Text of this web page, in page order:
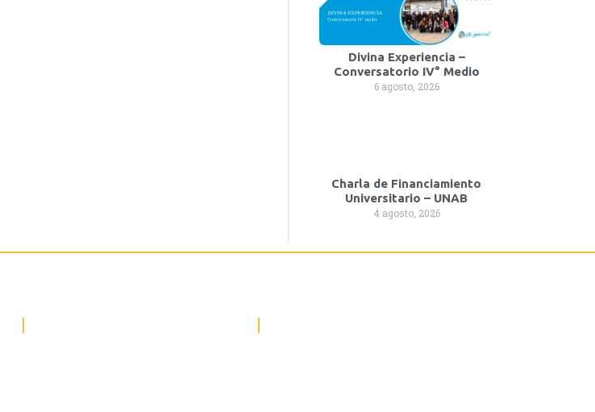
Divina Experiencia –
Conversatorio IV° Medio
6 agosto, 2026
Charla de Financiamiento
Universitario – UNAB
4 agosto, 2026